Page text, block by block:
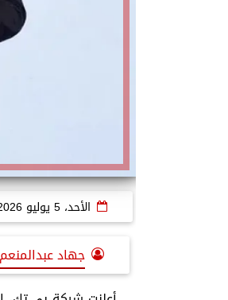
الأحد، 5 يوليو 2026
جهاد عبدالمنعم